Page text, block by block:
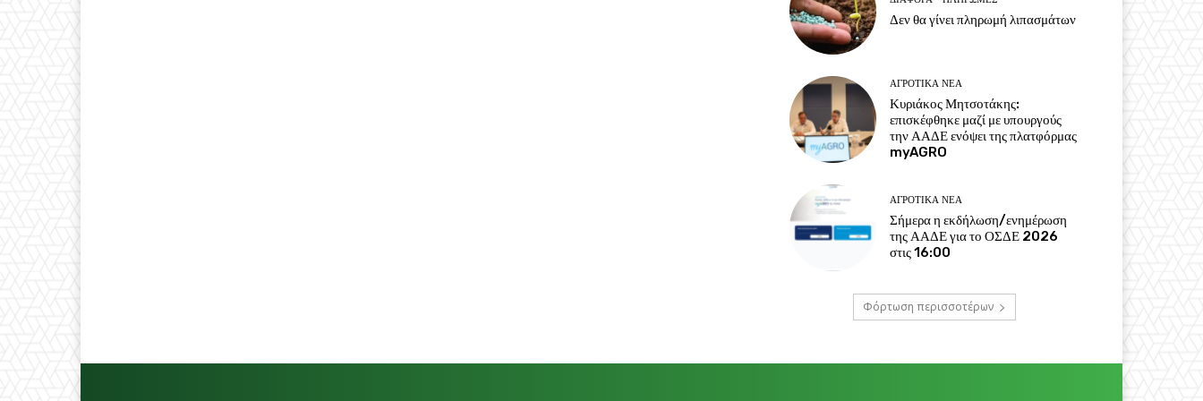
Δεν θα γίνει πληρωμή λιπασμάτων
ΑΓΡΟΤΙΚΆ ΝΈΑ
Κυριάκος Μητσοτάκης:
επισκέφθηκε μαζί με υπουργούς
την ΑΑΔΕ ενόψει της πλατφόρμας
myAGRO
ΑΓΡΟΤΙΚΆ ΝΈΑ
Σήμερα η εκδήλωση/ενημέρωση
της ΑΑΔΕ για το ΟΣΔΕ 2026
στις 16:00
Φόρτωση περισσοτέρων